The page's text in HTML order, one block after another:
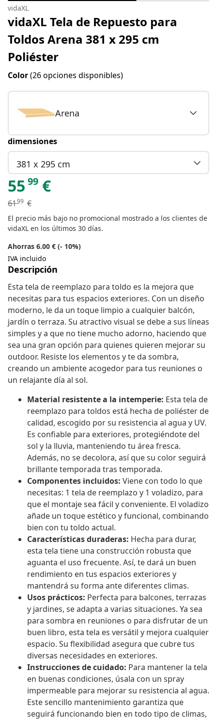
vidaXL
vidaXL Tela de Repuesto para
Toldos Arena 381 x 295 cm
Poliéster
Color(26 opciones disponibles)
Arena
dimensiones
381 x 295 cm
55 99 €
6199 €
El precio más bajo no promocional mostrado a los clientes de
vidaXL en los últimos 30 días.
Ahorras 6.00 € (- 10%)
IVA incluido
Descripción
Esta tela de reemplazo para toldo es la mejora que
necesitas para tus espacios exteriores. Con un diseño
moderno, le da un toque limpio a cualquier balcón,
jardín o terraza. Su atractivo visual se debe a sus líneas
simples y a que no tiene mucho adorno, haciendo que
sea una gran opción para quienes quieren mejorar su
outdoor. Resiste los elementos y te da sombra,
creando un ambiente acogedor para tus reuniones o
un relajante día al sol.
Material resistente a la intemperie: Esta tela de
reemplazo para toldos está hecha de poliéster de
calidad, escogido por su resistencia al agua y UV.
Es confiable para exteriores, protegiéndote del
sol y la lluvia, manteniendo tu área fresca.
Además, no se decolora, así que su color seguirá
brillante temporada tras temporada.
Componentes incluidos: Viene con todo lo que
necesitas: 1 tela de reemplazo y 1 voladizo, para
que el montaje sea fácil y conveniente. El voladizo
añade un toque estético y funcional, combinando
bien con tu toldo actual.
Características duraderas: Hecha para durar,
esta tela tiene una construcción robusta que
aguanta el uso frecuente. Así, te dará un buen
rendimiento en tus espacios exteriores y
mantendrá su forma ante diferentes climas.
Usos prácticos: Perfecta para balcones, terrazas
y jardines, se adapta a varias situaciones. Ya sea
para sombra en reuniones o para disfrutar de un
buen libro, esta tela es versátil y mejora cualquier
espacio. Su flexibilidad asegura que cubre tus
diversas necesidades en exteriores.
Instrucciones de cuidado: Para mantener la tela
en buenas condiciones, úsala con un spray
impermeable para mejorar su resistencia al agua.
Este sencillo mantenimiento garantiza que
seguirá funcionando bien en todo tipo de climas,